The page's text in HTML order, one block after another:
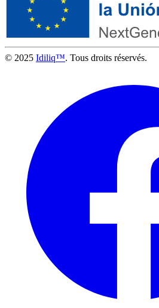
© 2025 Idiliq™. Tous droits réservés.